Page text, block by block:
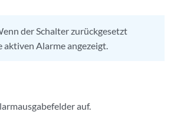
der Schalter zurückgesetzt
aktiven Alarme angezeigt.
auf.